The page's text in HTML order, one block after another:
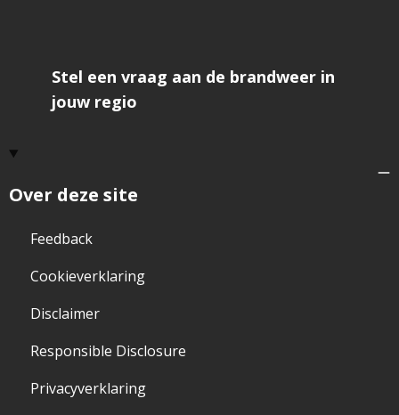
Over deze site
Feedback
Cookieverklaring
Disclaimer
Responsible Disclosure
Privacyverklaring
Stel een vraag aan de brandweer in
jouw regio